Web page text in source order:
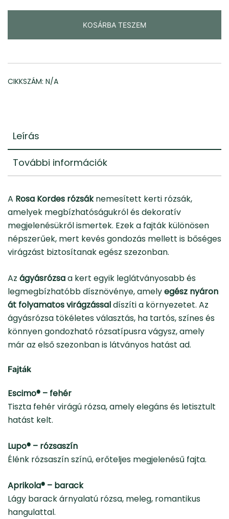
KOSÁRBA TESZEM
CIKKSZÁM: N/A
Leírás
További információk
A Rosa Kordes rózsáknemesített kerti rózsák,
amelyek megbízhatóságukról és dekoratív
megjelenésükről ismertek. Ezek a fajták különösen
népszerűek, mert kevés gondozás mellett is bőséges
virágzást biztosítanak egész szezonban.
Az ágyásrózsaa kert egyik leglátványosabb és
legmegbízhatóbb dísznövénye, amelyegész nyáron
át folyamatos virágzássaldíszíti a környezetet. Az
ágyásrózsa tökéletes választás, ha tartós, színes és
könnyen gondozható rózsatípusra vágysz, amely
már az első szezonban is látványos hatást ad.
Fajták
Escimo® – fehér
Tiszta fehér virágú rózsa, amely elegáns és letisztult
hatást kelt.
Lupo® – rózsaszín
Élénk rózsaszín színű, erőteljes megjelenésű fajta.
Aprikola® – barack
Lágy barack árnyalatú rózsa, meleg, romantikus
hangulattal.